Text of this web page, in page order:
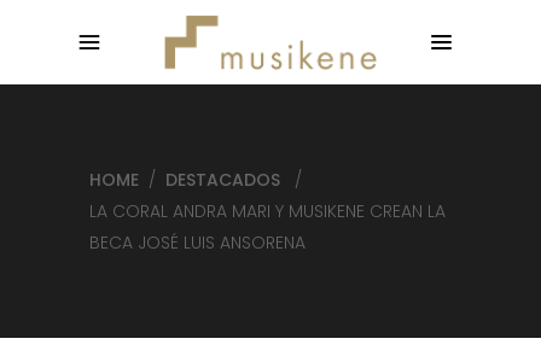
HOME / DESTACADOS
/
LA CORAL ANDRA MARI Y MUSIKENE CREAN LA
BECA JOSÉ LUIS ANSORENA